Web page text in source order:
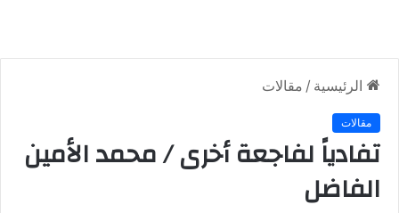
الرئيسية / مقالات
مقالات
تفادياً لفاجعة أخرى / محمد الأمين
الفاضل